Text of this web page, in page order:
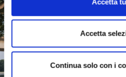
Accetta
Continua solo con i